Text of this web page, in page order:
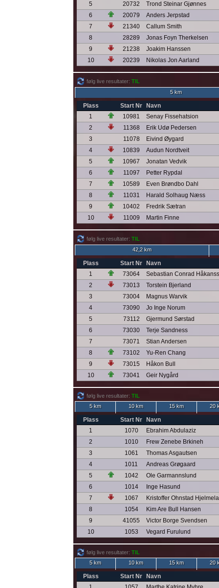
5
20732
Trond Steinar Gjønnes
6
20079
Anders Jerpstad
7
21340
Callum Smith
8
28289
Jonas Foyn Therkelsen
9
21238
Joakim Hanssen
10
20239 Nikolas Jon Aarland
følg live resultater: TIL
5 km
Plass Start Nr
Navn
1
10981
Senay Fissehatsion
2
11368
Erik Udø Pedersen
3
11078
Eivind Øygard
4
10839
Audun Nordtveit
5
10967
Jonatan Vedvik
6
11097
Petter Rypdal
7
10589
Even Brøndbo Dahl
8
11031
Harald Solhaug Næss
9
10402
Fredrik Sætran
10
11009 Martin Finne
følg live resultater: TIL
42,2 km
Plass Start Nr
Navn
1
73064
Sebastian Conrad
2
73013
Torstein Bjerland
3
73004
Magnus Warvik
4
73090
Jo Inge Norum
5
73112
Gjermund Sørstad
6
73030
Terje Sandness
7
73071
Stian Andersen
8
73102
Yu-Ren Chang
9
73015
Håkon Bull
10
73041 Geir Nygård
følg live resultater: TIL
5 km
10 km 15 km 20
Plass Start Nr
Navn
1
1070
Ebrahim Abdulaziz
2
1010
Frew Zenebe Brkineh
3
1061
Thomas Asgautsen
4
1011
Andreas Grøgaard
5
1042
Ole Garmannslund
6
1014
Inge Hasund
7
1067
Kristoffer Ohnstad
8
1054
Kim Are Bull Hansen
9
41055
Victor Borge Svendsen
10
1053 Vegard Furulund
følg live resultater: TIL
5 km
10 km 15 km 20
Plass Start Nr
Navn